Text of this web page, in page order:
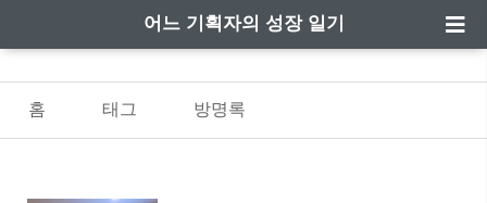
어느 기획자의 성장 일기
홈 태그 방명록